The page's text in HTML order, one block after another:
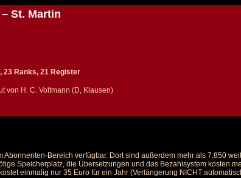
St. Martin
23 Ranks, 21 Register
von H. C. Voltmann (D, Klausen)
Bereich verfügbar. Dort sind außerdem mehr als 7.850
Speicherplatz, die Übersetzungen und das Bezahlsystem kosten
kostet einmalig nur 35 Euro für ein Jahr (Verlängerung NICHT